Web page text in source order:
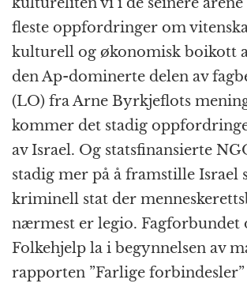
fleste oppfordringer om
kulturell og økonomisk boikott
den Ap-dominerte delen av
(LO) fra Arne Byrkjeflots
kommer det stadig
av Israel. Og statsfinansierte
stadig mer på å framstille Israel
kriminell stat der
nærmest er legio. Fagforbundet
Folkehjelp la i begynnelsen av
rapporten ”Farlige